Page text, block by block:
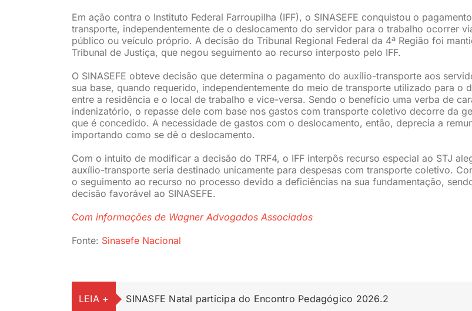
Em ação contra o Instituto Federal Farroupilha (IFF), o SINASEFE conquistou o
transporte, independentemente de o deslocamento do servidor para o trabalho ocorrer
público ou veículo próprio. A decisão do Tribunal Regional Federal da 4ª Região foi
Tribunal de Justiça, que negou seguimento ao recurso interposto pelo IFF.
O SINASEFE obteve decisão que determina o pagamento do auxílio-transporte aos
sua base, quando requerido, independentemente do meio de transporte utilizado para o
entre a residência e o local de trabalho e vice-versa. Sendo o benefício uma verba de
indenizatório, o repasse dele com base nos gastos com transporte coletivo decorre da
que é concedido. A necessidade de gastos com o deslocamento, então, deprecia a
importando como se dê o deslocamento.
Com o intuito de modificar a decisão do TRF4, o IFF interpôs recurso especial ao STJ
auxílio-transporte seria destinado unicamente para despesas com transporte coletivo.
o seguimento ao recurso no processo devido a deficiências na sua fundamentação,
decisão favorável ao SINASEFE.
Com informações de Wagner Advogados Associados
Fonte: Sinasefe Nacional
LEIA + SINASFE Natal participa do Encontro Pedagógico 2026.2